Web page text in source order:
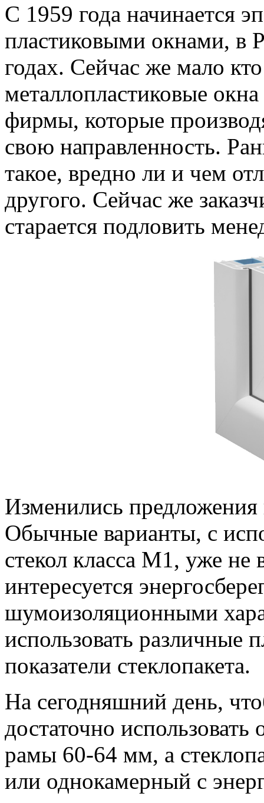
С 1959 года начинается
пластиковыми окнами, в
годах. Сейчас же мало кто
металлопластиковые
фирмы, которые
свою направленность.
такое, вредно ли и чем
другого. Сейчас же
старается подловить
Изменились предложения
Обычные варианты, с
стекол класса М1, уже не
интересуется
шумоизоляционными
использовать различные
показатели стеклопакета.
На сегодняшний день,
достаточно
рамы 60-64 мм, а
или однокамерный с